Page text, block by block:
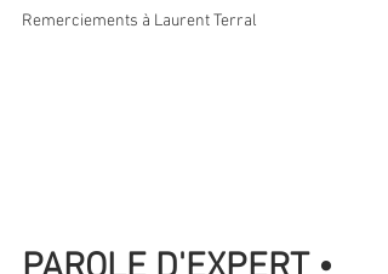
Remerciements à Laurent Terral